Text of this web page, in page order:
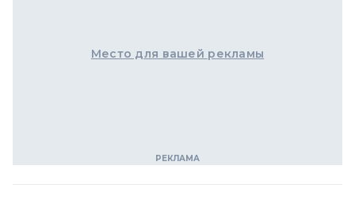
Место для вашей рекламы